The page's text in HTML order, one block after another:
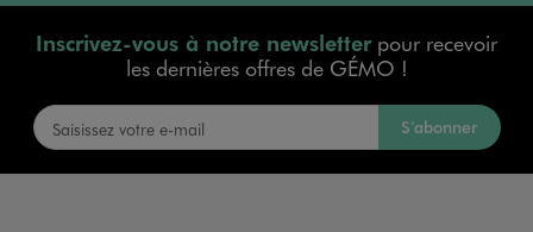
Inscrivez-vous à notre newsletterpour recevoir
les dernières offres de GÉMO !
S’abonner